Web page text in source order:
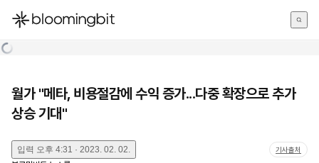
한국어
월가 "메타, 비용절감에 수익 증가...다중 확장으로 추가
상승 기대"
입력 오후 4:31 · 2023. 02. 02. 기사출처